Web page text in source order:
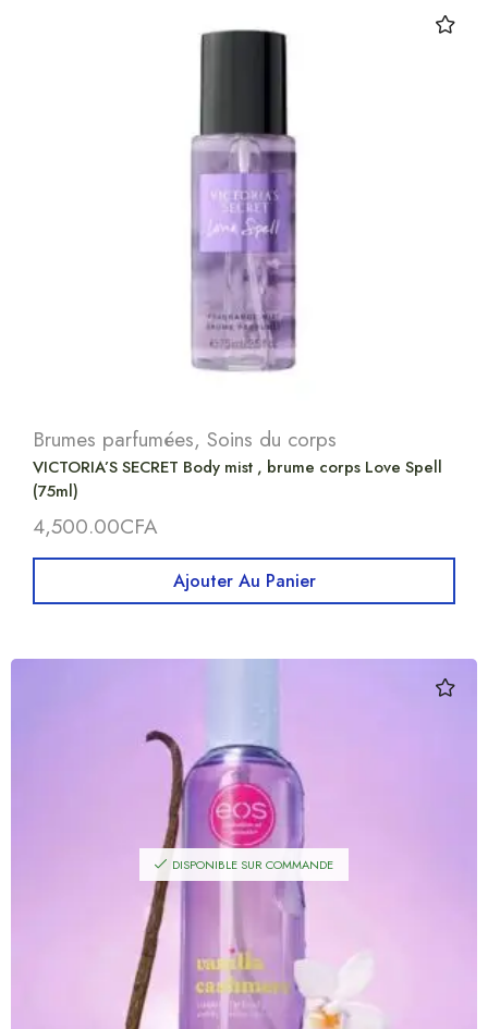
Brumes parfumées, Soins du corps
VICTORIA’S SECRET Body mist , brume corps Love Spell
(75ml)
4,500.00CFA
Ajouter Au Panier
DISPONIBLE SUR COMMANDE